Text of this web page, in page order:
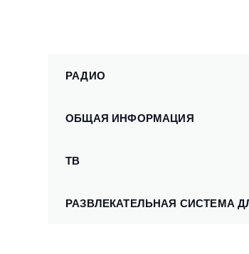
РАДИО
ОБЩАЯ ИНФОРМАЦИЯ
ТВ
РАЗВЛЕКАТЕЛЬНАЯ СИСТЕМА